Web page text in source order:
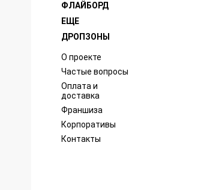
ФЛАЙБОРД
ЕЩЕ
ДРОПЗОНЫ
О проекте
Частые вопросы
Оплата и
доставка
Франшиза
Корпоративы
Контакты